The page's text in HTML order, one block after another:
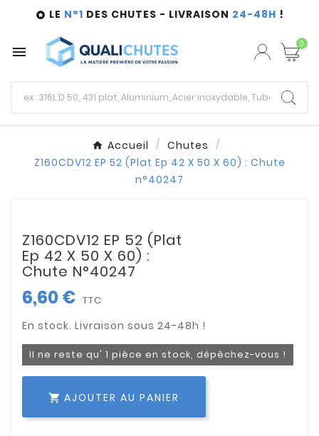
 LE N°1 DES CHUTES - LIVRAISON 24-48H !
 0
Accueil
Chutes
Z160CDV12 EP 52 (Plat Ep 42 X 50 X 60) : Chute
n°40247
Z160CDV12 EP 52 (Plat
Ep 42 X 50 X 60) :
Chute N°40247
6,60 € TTC
Il ne reste qu' 1 pièce en stock, dépêchez-vous !
 AJOUTER AU PANIER